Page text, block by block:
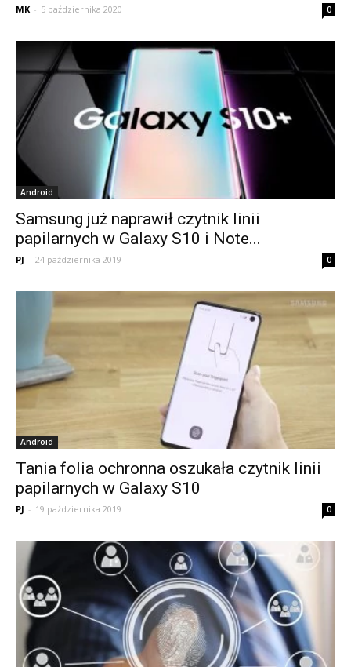
MK - 5 października 2020 0
Android
Samsung już naprawił czytnik linii
papilarnych w Galaxy S10 i Note...
PJ - 24 października 2019 0
Android
Tania folia ochronna oszukała czytnik linii
papilarnych w Galaxy S10
PJ - 19 października 2019 0